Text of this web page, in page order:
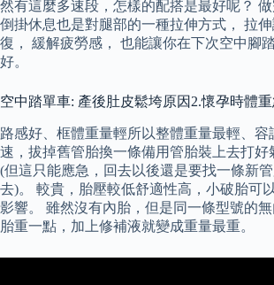
然有這麼多速段，怎樣的配搭是最好呢？
倒掛休息也是對腿部的一種拉伸方式， 拉
復， 緩解疲勞感， 也能讓你在下次空中腳
好。
空中踏單車: 產後肚皮鬆垮原因2.懷孕時體
路感好、框體重量輕所以整體重量最輕、
速，拔掉舊管胎換一條備用管胎裝上去打好
(但這只能應急，回去以後還是要找一條新
去)。 較貴，胎壓較低舒適性高，小破胎可
影響。 雖然沒有內胎，但是同一條型號的無
胎重一點，加上修補液就變成重量最重。